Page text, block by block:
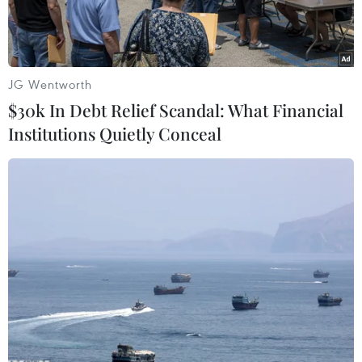
Trong ảnh (tư liệu): Tổng thống Sudan Omar al-Bashir phát biểu
Ảnh: AFP/ TTXVN
Ngày 11/4, Tổ chức Ân xá quốc tế (AI) đề nghị
Sudan giao Tổng thống bị phế truất Omar al-
Bashir cho Toà án hình sự quốc tế (ICC).
JG Wentworth
$30k In Debt Relief Scandal: What Financial
Institutions Quietly Conceal